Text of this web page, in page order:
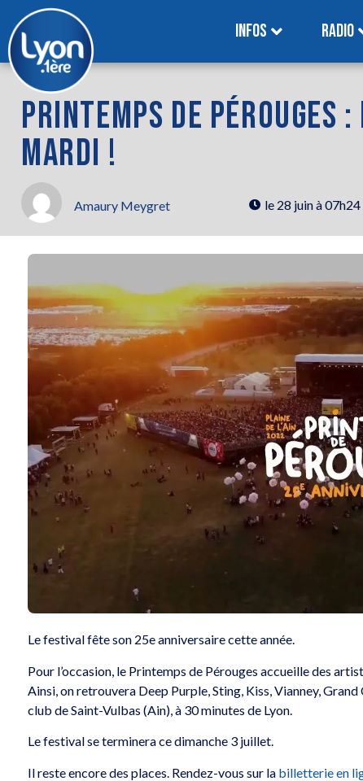
INFOS RADIO
PRINTEMPS DE PÉROUGES
MARDI !
Amaury Meygret le 28 juin à 07h24
Le festival fête son 25e anniversaire cette année.
Pour l’occasion, le Printemps de Pérouges accueille des
Ainsi, on retrouvera Deep Purple, Sting, Kiss, Vianney,
club de Saint-Vulbas (Ain), à 30 minutes de Lyon.
Le festival se terminera ce dimanche 3 juillet.
Il reste encore des places. Rendez-vous sur la billetterie en